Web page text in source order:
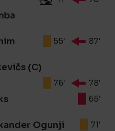
55' 87'
(C)
76' 78'
65'
Ogunji 71'